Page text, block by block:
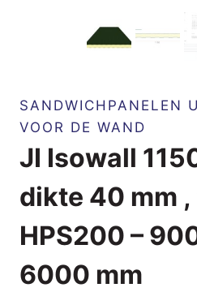
SANDWICHPANELEN
VOOR DE WAND
JI Isowall
dikte 40 mm ,
HPS200 –
6000 mm